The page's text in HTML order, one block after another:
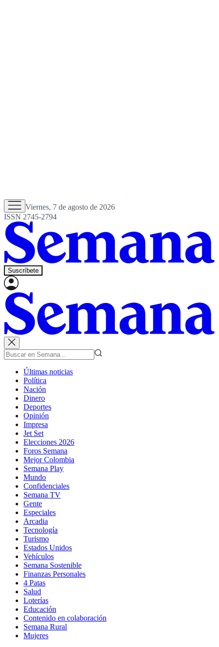
Viernes, 7 de agosto de 2026
ISSN 2745-2794
Suscríbete
Últimas noticias
Política
Nación
Dinero
Deportes
Opinión
Impresa
Jet Set
Elecciones 2026
Foros Semana
Mejor Colombia
Semana Play
Mundo
Confidenciales
Semana TV
Gente
Especiales
Arcadia
Tecnología
Turismo
Estados Unidos
Vehículos
Semana Sostenible
Finanzas Personales
4 Patas
Salud
Loterías
Educación
Contenido en colaboración
Semana Rural
Mujeres